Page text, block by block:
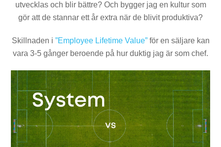
utvecklas och blir bättre? Och bygger jag en kultur som
gör att de stannar ett år extra när de blivit produktiva?
Skillnaden i ”Employee Lifetime Value”för en säljare kan
vara 3-5 gånger beroende på hur duktig jag är som chef.